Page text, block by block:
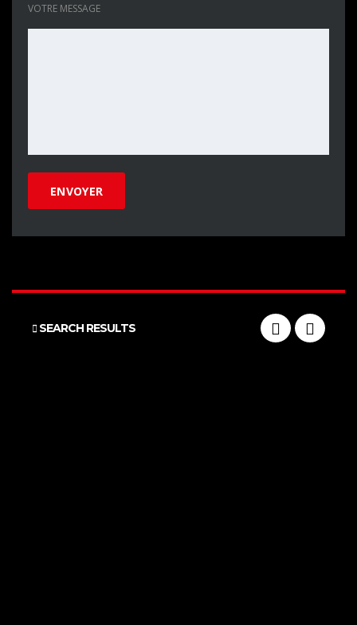
VOTRE MESSAGE
SEARCH RESULTS